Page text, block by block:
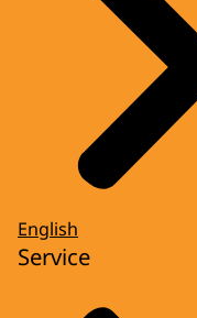
English
Service